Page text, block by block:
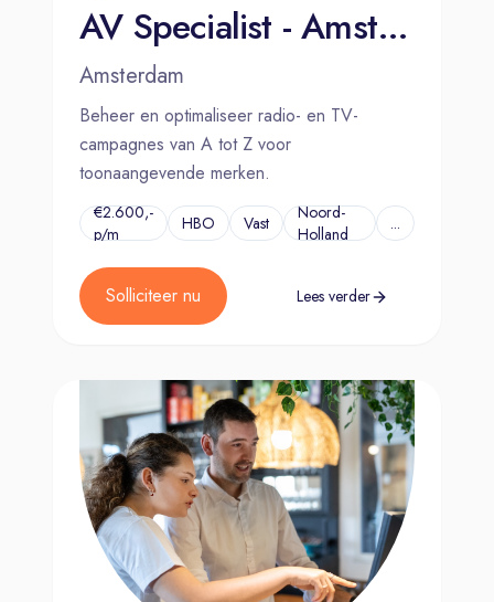
AV Specialist - Amsterdam
Amsterdam
Beheer en optimaliseer radio- en TV-
campagnes van A tot Z voor
toonaangevende merken.
€2.600,-
p/m
HBO Vast
Noord-
Holland
...
Solliciteer nu Lees verder